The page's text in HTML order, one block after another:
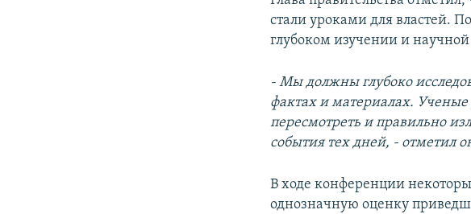
стали уроками для властей.
глубоком изучении и
- Мы должны глубоко
фактах и материалах.
пересмотреть и правильно
события тех дней, - отметил
В ходе конференции
однозначную оценку